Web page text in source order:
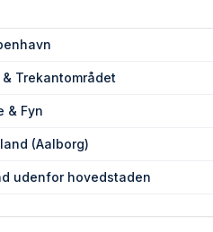
Trekantområdet
& Fyn
(Aalborg)
udenfor hovedstaden